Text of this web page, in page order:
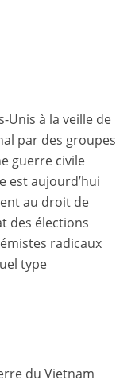
à la veille de
par des groupes
guerre civile
est aujourd’hui
au droit de
des élections
radicaux
type
du Vietnam